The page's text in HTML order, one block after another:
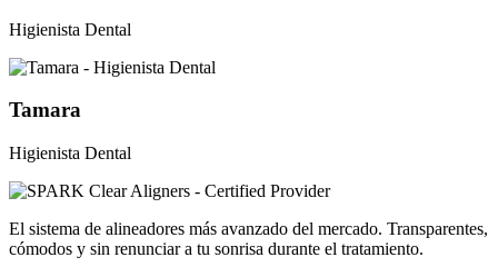
Higienista Dental
Tamara
Higienista Dental
El sistema de alineadores más avanzado del mercado. Transparentes,
cómodos y sin renunciar a tu sonrisa durante el tratamiento.